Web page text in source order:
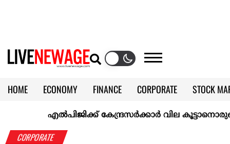
HOME ECONOMY FINANCE CORPORATE
STOCK
KERALA @70
എല്‍പിജിക്ക് കേന്ദ്രസർക്കാർ വില
CORPORATE